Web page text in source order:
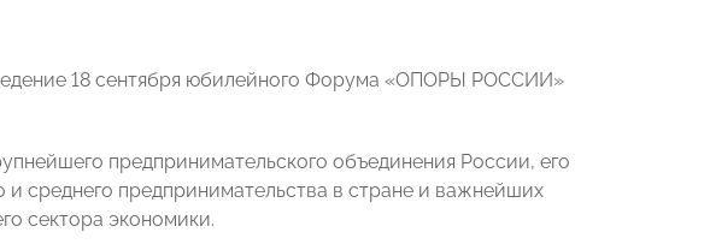
18 сентября юбилейного Форума «ОПОРЫ РОССИИ»
предпринимательского объединения России, его
среднего предпринимательства в стране и важнейших
сектора экономики.